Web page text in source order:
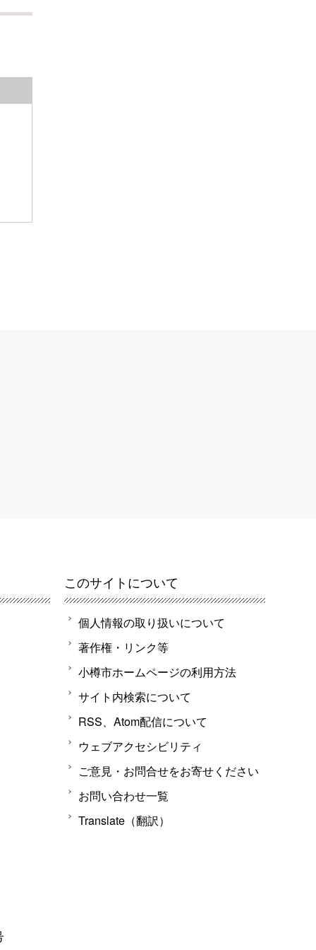
このサイトについて
個人情報の取り扱いについて
著作権・リンク等
小樽市ホームページの利用方法
サイト内検索について
RSS、Atom配信について
ウェブアクセシビリティ
ご意見・お問合せをお寄せください
お問い合わせ一覧
Translate（翻訳）